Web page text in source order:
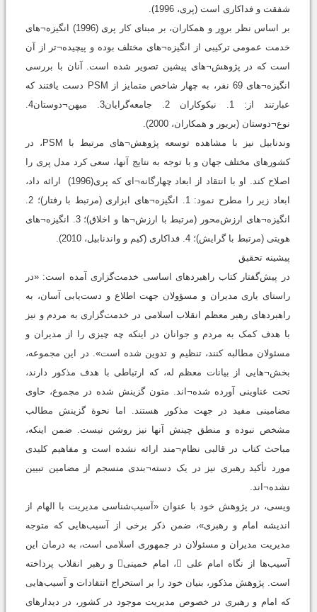
شفقت و فداکاری است (پری، 1996).
بر اساس نظر بروِر و همکاران، بر مبنای کار پری (1996) انگیزه¬های
خدمت عمومی ترکیبی از انگیزه¬های مختلف بوده و پیچیده¬تر از آن
است که در پژوهش¬های پیشین تصویر شده است. آنان با بررسی
انگیزه¬های 69 نفر، به چهار شاخص متمایز از PSM دست یافتند که
عبارتند از: 1. نیکوکاران 2. جامعه‌گرایان3. میهن¬دوستان4.
نوع¬دوستان (بریور و همکاران، 2000).
وندنابیل نیز با مشاهده توسعه پژوهش¬های مرتبط با PSM، در
کشورهای مختلف جهان و با توجه به نتایج آنها، سعی کرد مدل پری را
اصلاح کند. او با انتقاد از ابعاد چهارگانه¬ای که پری(1996) ارائه داد،
ابعاد زیر را مطرح نمود: 1. انگیزه¬های ابزاری (مرتبط با رفتار)؛ 2.
انگیزه¬های ارزش‌محور (مرتبط با ارزش¬ها و اخلاق)؛ 3. انگیزه¬های
هویتی (مرتبط با گرایش)؛ 4. فداکاری (کیم و واندنابیل، 2010).
پیشینه تحقیق
در پيش‌گفتار کتاب راهبردهای اساسی خدمت‌گزاری آمده است: «در
راستای یاری مدیران و مسؤولان جهت اطلاع و دست‌یابی آسان، به
راهبردهای رهبر معظم انقلاب اسلامی در خدمت‌گزاری به مردم و نیز
با هدف کمک به مردم و جوانان در اینکه چه چیزی را از مدیران و
مسئولان مطالبه کنند، تنظیم و تدوین شده است». در این مجموعه،
بخش¬هایی از بیانات معظم له، که ارتباطی با هدف مذکور دارند،
تحت عناوینی آورده شده¬اند. متون گزینش شده در مجموع، حاوی
مضامینی مفید در جهت مذکور هستند. اما نحوة گزینش مطالب
مشخص نبوده و منطق چینش آنها نیز روشن نیست. ضمن اینکه،
مباحث کتاب در قالبی نظام¬مند ارائه نشده است و مفاهیم کلیدی
مورد تأکید رهبری نیز در یک دسته¬بندی منسجم از مضامین تبیین
نشده¬اند.
ویسی، در پژوهش خود با عنوان «آسیب‌شناسی مدیریت با الهام از
اندیشه امام و رهبری»، ضمن ذکر برخی از آسیب‌هایی که متوجه
مدیریت مدیران و مسئولان در جمهوری اسلامی است، به درمان این
آسیب‌ها از نگاه امام علی ، امام خمینی و رهبر انقلاب پرداخته
است. پژوهش مذکور، بنیان خود را بر استخراج انتقادات و آسیب‌هایی
که امام و رهبری در خصوص مدیریت موجود در کشور، در دیدارهای